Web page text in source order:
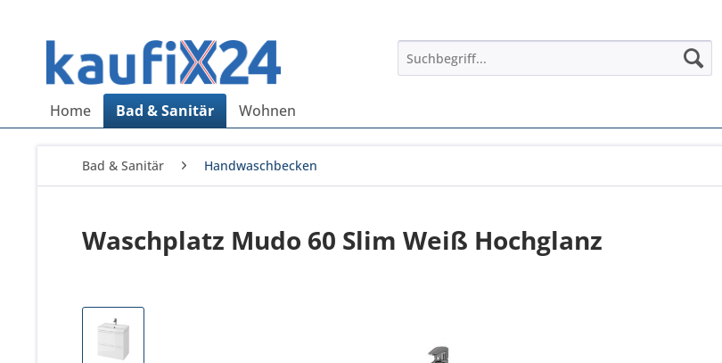
Home Bad & Sanitär Wohnen
Bad & Sanitär Handwaschbecken
Waschplatz Mudo 60 Slim Weiß Hochglanz